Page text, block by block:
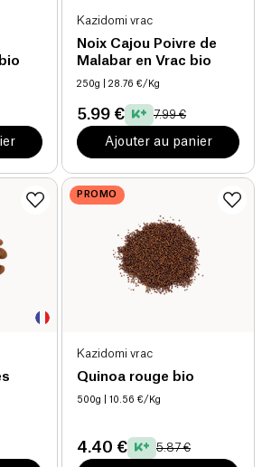
Kazidomi vrac
Noix Cajou Poivre de
Malabar en Vrac bio
250g | 28.76 €/Kg
5.99 € 7.99 €
Ajouter au panier
PROMO
Kazidomi vrac
Quinoa rouge bio
500g | 10.56 €/Kg
4.40 € 5.87 €